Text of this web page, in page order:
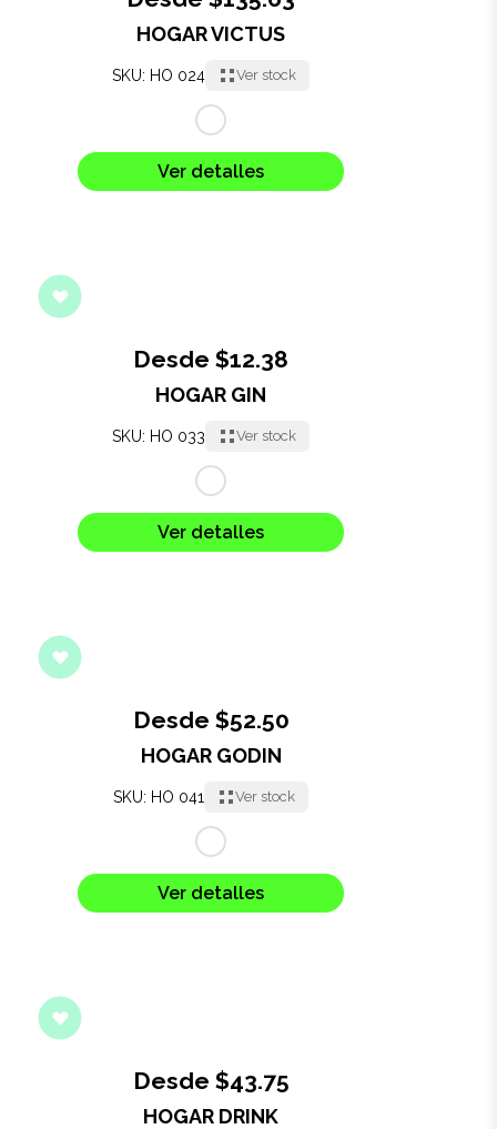
Tecnología
Llaveros
Herramientas
Mascotas
HOGAR VICTUS
SKU: HO 024 Ver stock
Ver detalles
Desde $12.38
HOGAR GIN
SKU: HO 033 Ver stock
Ver detalles
Desde $52.50
HOGAR GODIN
SKU: HO 041 Ver stock
Ver detalles
Desde $43.75
HOGAR DRINK